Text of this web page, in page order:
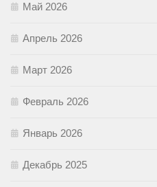
Май 2026
Апрель 2026
Март 2026
Февраль 2026
Январь 2026
Декабрь 2025